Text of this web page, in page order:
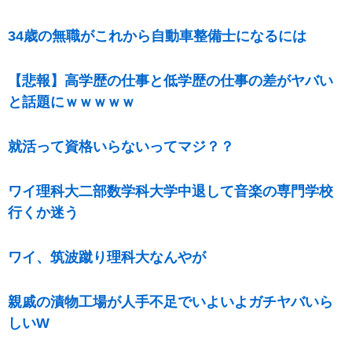
34歳の無職がこれから自動車整備士になるには
【悲報】高学歴の仕事と低学歴の仕事の差がヤバい
と話題にｗｗｗｗｗ
就活って資格いらないってマジ？？
ワイ理科大二部数学科大学中退して音楽の専門学校
行くか迷う
ワイ、筑波蹴り理科大なんやが
親戚の漬物工場が人手不足でいよいよガチヤバいら
しいW